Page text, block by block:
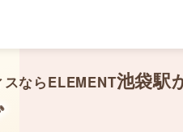
ならELEMENT池袋駅